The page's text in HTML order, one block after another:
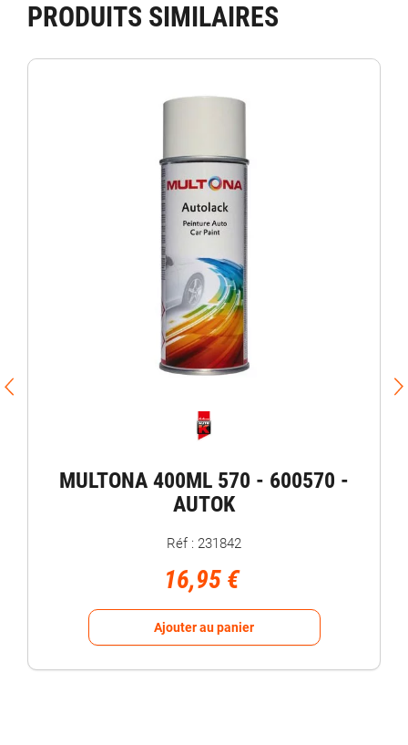
PRODUITS SIMILAIRES
MULTONA 400ML 570 - 600570 -
AUTOK
Réf : 231842
16,95 €
Ajouter au panier